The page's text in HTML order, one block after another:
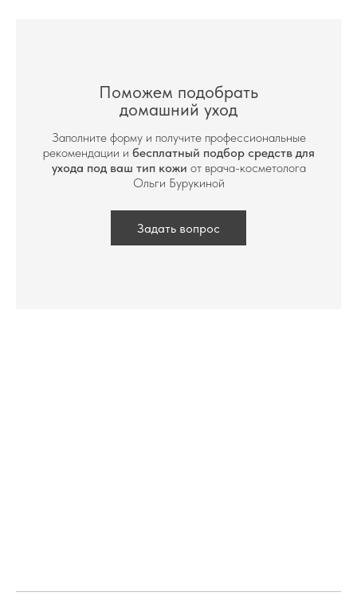
Задать вопрос
Поможем подобрать
домашний уход
Заполните форму и получите профессиональные
рекомендации и бесплатный подбор средств для
ухода под ваш тип кожи от врача-косметолога
Ольги Бурукиной